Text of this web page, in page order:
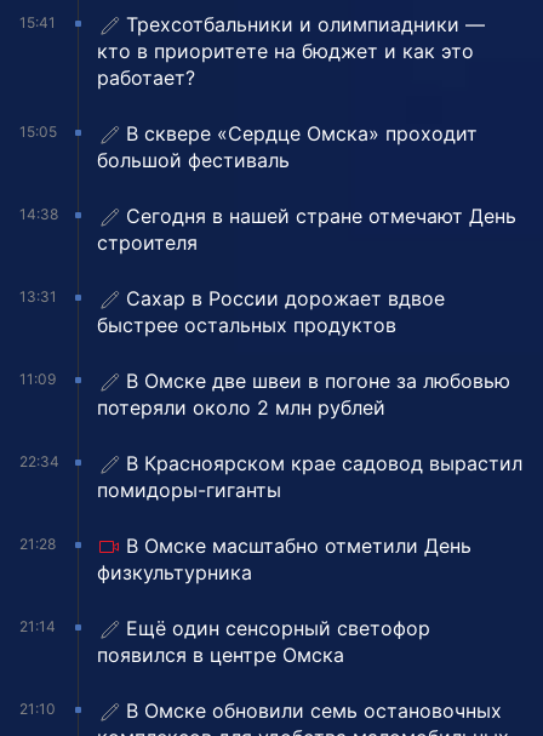
15:41
Трехсотбальники и олимпиадники —
кто в приоритете на бюджет и как это
работает?
15:05
В сквере «Сердце Омска» проходит
большой фестиваль
14:38
Сегодня в нашей стране отмечают День
строителя
13:31
Сахар в России дорожает вдвое
быстрее остальных продуктов
11:09
В Омске две швеи в погоне за любовью
потеряли около 2 млн рублей
22:34
В Красноярском крае садовод вырастил
помидоры-гиганты
21:28
В Омске масштабно отметили День
физкультурника
21:14
Ещё один сенсорный светофор
появился в центре Омска
21:10
В Омске обновили семь остановочных